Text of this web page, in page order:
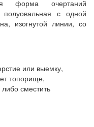
форма очертаний
с одной
изогнутой линии, со
или выемку,
топорище,
сместить